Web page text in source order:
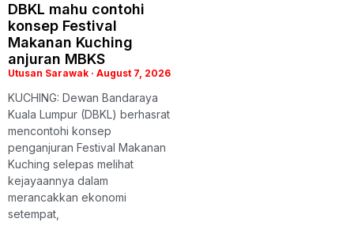
DBKL mahu contohi
konsep Festival
Makanan Kuching
anjuran MBKS
Utusan Sarawak August 7, 2026
KUCHING: Dewan Bandaraya
Kuala Lumpur (DBKL) berhasrat
mencontohi konsep
penganjuran Festival Makanan
Kuching selepas melihat
kejayaannya dalam
merancakkan ekonomi
setempat,